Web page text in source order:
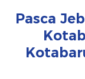
Pasca